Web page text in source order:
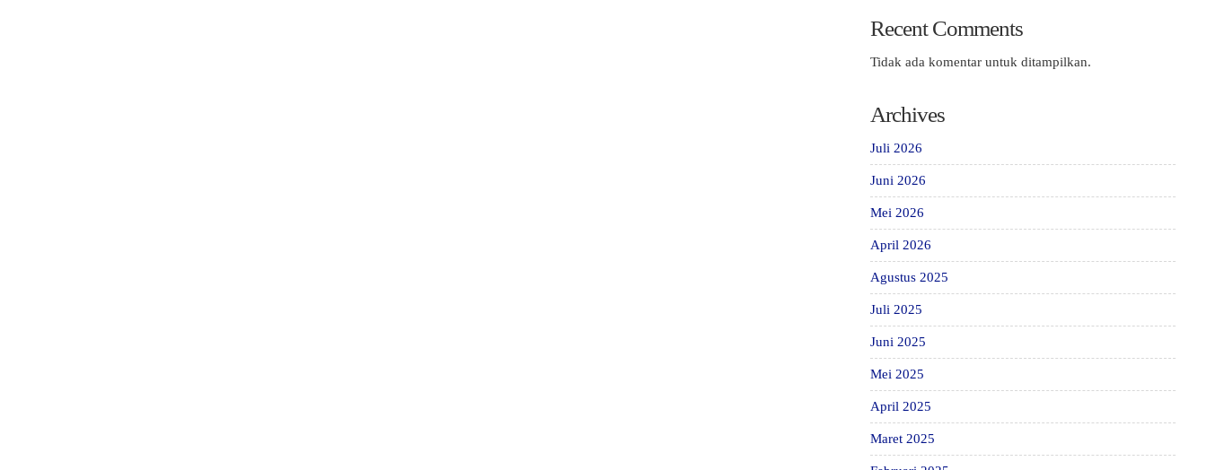
Recent Comments
Tidak ada komentar untuk ditampilkan.
Archives
Juli 2026
Juni 2026
Mei 2026
April 2026
Agustus 2025
Juli 2025
Juni 2025
Mei 2025
April 2025
Maret 2025